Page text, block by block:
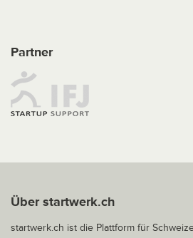
Partner
Über startwerk.ch
startwerk.ch ist die Plattform für